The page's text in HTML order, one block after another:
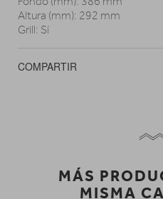
Altura (mm): 292 mm
Grill: Sí
COMPARTIR
MÁS
MISMA